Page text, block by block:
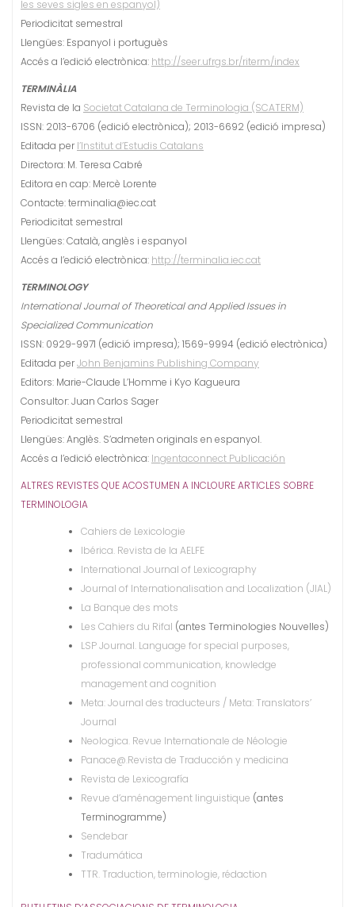
les seves sigles en espanyol)
Periodicitat semestral
Llengües: Espanyol i portuguès
Accés a l’edició electrònica: http://seer.ufrgs.br/riterm/index
TERMINÀLIA
Revista de la Societat Catalana de Terminologia (SCATERM)
ISSN: 2013-6706 (edició electrònica); 2013-6692 (edició impresa)
Editada per l’Institut d’Estudis Catalans
Directora: M. Teresa Cabré
Editora en cap: Mercè Lorente
Contacte: terminalia@iec.cat
Periodicitat semestral
Llengües: Català, anglès i espanyol
Accés a l’edició electrònica: http://terminalia.iec.cat
TERMINOLOGY
International Journal of Theoretical and Applied Issues in
Specialized Communication
ISSN: 0929-9971 (edició impresa); 1569-9994 (edició electrònica)
Editada perJohn Benjamins Publishing Company
Editors: Marie-Claude L’Homme i Kyo Kagueura
Consultor: Juan Carlos Sager
Periodicitat semestral
Llengües: Anglès. S’admeten originals en espanyol.
Accés a l’edició electrònica: Ingentaconnect Publicación
ALTRES REVISTES QUE ACOSTUMEN A INCLOURE ARTICLES SOBRE
TERMINOLOGIA
Cahiers de Lexicologie
Ibérica. Revista de la AELFE
International Journal of Lexicography
Journal of Internationalisation and Localization (JIAL)
La Banque des mots
Les Cahiers du Rifal (antes Terminologies Nouvelles)
LSP Journal. Language for special purposes,
professional communication, knowledge
management and cognition
Meta: Journal des traducteurs / Meta: Translators’
Journal
Neologica. Revue Internationale de Néologie
Panace@.Revista de Traducción y medicina
Revista de Lexicografía
Revue d’aménagement linguistique (antes
Terminogramme)
Sendebar
Tradumática
TTR. Traduction, terminologie, rédaction